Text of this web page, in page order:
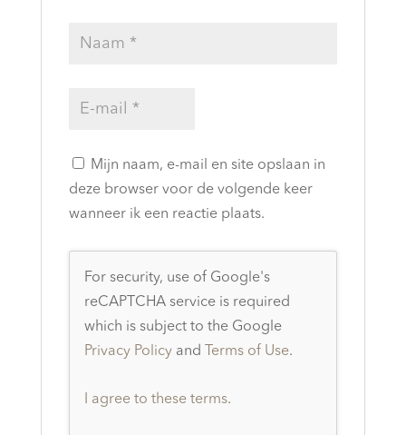
Mijn naam, e-mail en site opslaan in
deze browser voor de volgende keer
wanneer ik een reactie plaats.
For security, use of Google's
reCAPTCHA service is required
which is subject to the Google
Privacy Policyand Terms of Use.
I agree to these terms.